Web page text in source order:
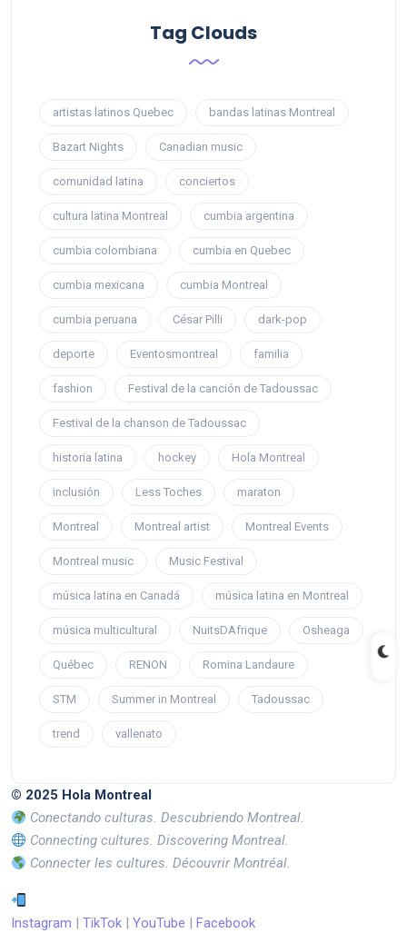
Tag Clouds
artistas latinos Quebec bandas latinas Montreal
Bazart Nights Canadian music
comunidad latina conciertos
cultura latina Montreal cumbia argentina
cumbia colombiana cumbia en Quebec
cumbia mexicana cumbia Montreal
cumbia peruana César Pilli dark-pop
deporte Eventosmontreal familia
fashion Festival de la canción de Tadoussac
Festival de la chanson de Tadoussac
historia latina hockey Hola Montreal
inclusión Less Toches maraton
Montreal Montreal artist Montreal Events
Montreal music Music Festival
música latina en Canadá música latina en Montreal
música multicultural NuitsDAfrique Osheaga
Québec RENON Romina Landaure
STM Summer in Montreal Tadoussac
trend vallenato
© 2025 Hola Montreal
Conectando culturas. Descubriendo Montreal.
Connecting cultures. Discovering Montreal.
Connecter les cultures. Découvrir Montréal.
Instagram | TikTok | YouTube | Facebook